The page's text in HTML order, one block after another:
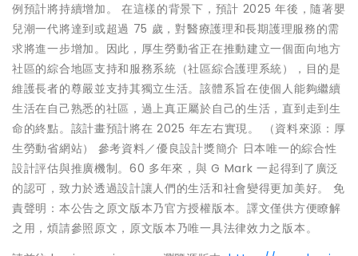
例預計將持續增加。 在這樣的背景下，預計 2025 年後，隨著嬰
兒潮一代將達到或超過 75 歲，對醫療護理和長期護理服務的需
求將進一步增加。因此，厚生勞動省正在推動建立一個面向地方
社區的綜合地區支持和服務系統（社區綜合護理系統），目的是
維護長者的尊嚴並支持其獨立生活。該體系旨在使個人能夠繼續
生活在自己熟悉的社區，過上真正屬於自己的生活，直到走到生
命的終點。該計畫預計將在 2025 年左右實現。 （資料來源：厚
生勞動省網站） 參考資料／優良設計獎簡介 日本唯一的綜合性
設計評估與推廣機制。60 多年來，與 G Mark 一起得到了廣泛
的認可，致力於透過設計讓人們的生活和社會變得更加美好。 免
責聲明：本公告之原文版本乃官方授權版本。譯文僅供方便瞭解
之用，煩請參照原文，原文版本乃唯一具法律效力之版本。